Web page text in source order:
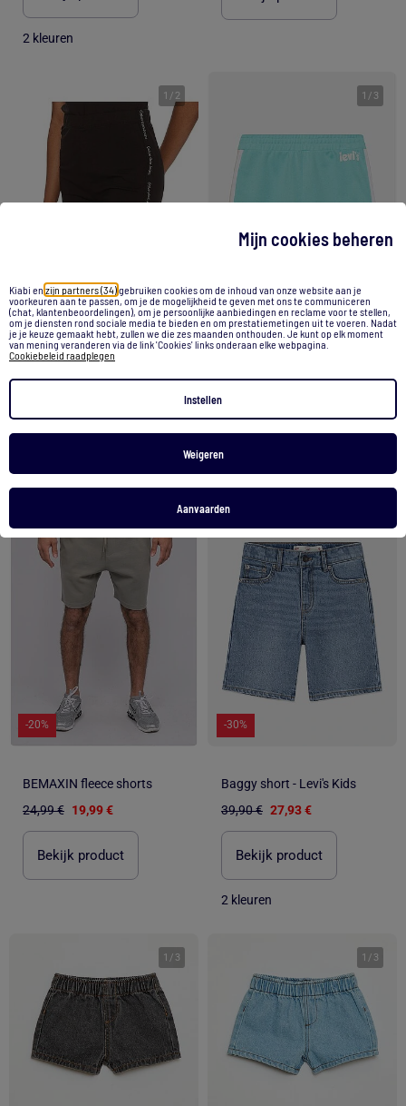
Mijn cookies beheren
Kiabi en zijn partners (34)gebruiken cookies om de inhoud van onze website aan je
voorkeuren aan te passen, om je de mogelijkheid te geven met ons te communiceren
(chat, klantenbeoordelingen), om je persoonlijke aanbiedingen en reclame voor te stellen,
om je diensten rond sociale media te bieden en om prestatiemetingen uit te voeren. Nadat
je je keuze gemaakt hebt, zullen we die zes maanden onthouden. Je kunt op elk moment
van mening veranderen via de link 'Cookies' links onderaan elke webpagina.
Cookiebeleid raadplegen
Instellen
Weigeren
Aanvaarden
2 kleuren
1 / 2
-30%
59,90 € 41,99 €
Bekijk product
1 / 3
35,00 €
Bekijk product
-20%
BEMAXIN fleece shorts
24,99 € 19,99 €
Bekijk product
-30%
Baggy short - Levi's Kids
39,90 € 27,93 €
Bekijk product
2 kleuren
1 / 3 1 / 3